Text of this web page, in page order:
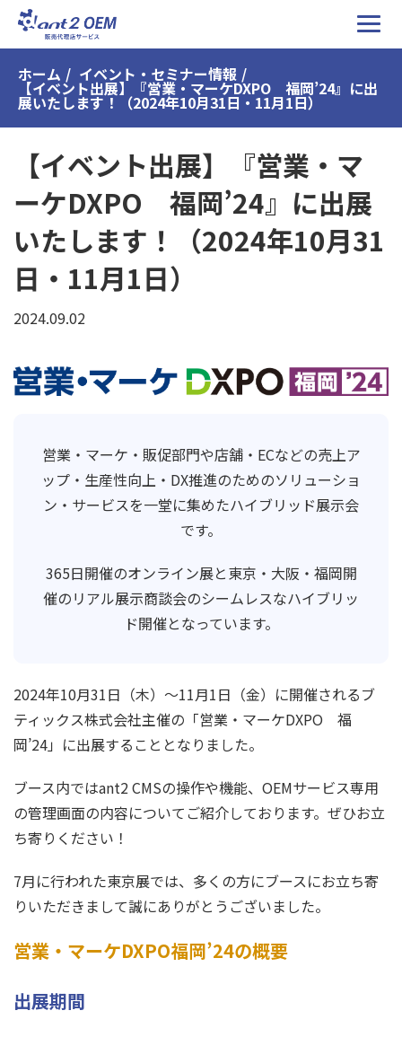
ホーム イベント・セミナー情報
【イベント出展】『営業・マーケDXPO 福岡’24』に出
展いたします！（2024年10月31日・11月1日）
【イベント出展】『営業・マ
ーケDXPO 福岡’24』に出展
いたします！（2024年10月31
日・11月1日）
2024.09.02
営業・マーケ・販促部門や店舗・ECなどの売上ア
ップ・生産性向上・DX推進のためのソリューショ
ン・サービスを一堂に集めたハイブリッド展示会
です。
365日開催のオンライン展と東京・大阪・福岡開
催のリアル展示商談会のシームレスなハイブリッ
ド開催となっています。
2024年10月31日（木）～11月1日（金）に開催されるブ
ティックス株式会社主催の「営業・マーケDXPO 福
岡’24」に出展することとなりました。
ブース内ではant2 CMSの操作や機能、OEMサービス専用
の管理画面の内容についてご紹介しております。ぜひお立
ち寄りください！
7月に行われた東京展では、多くの方にブースにお立ち寄
りいただきまして誠にありがとうございました。
営業・マーケDXPO福岡’24の概要
出展期間